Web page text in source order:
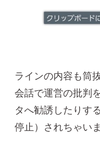
ラインの内容も筒
会話で運営の批判
タへ勧誘したりす
停止）されちゃい